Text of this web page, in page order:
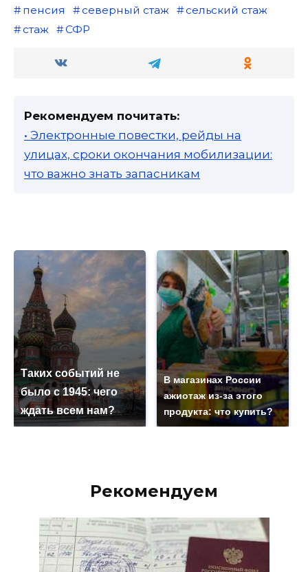
пенсия
северный стаж
сельский стаж
стаж
СФР
Рекомендуем почитать:
• Электронные повестки, рейды на
улицах, сроки окончания мобилизации:
что важно знать запасникам
Таких событий не
было с 1945: чего
ждать всем нам?
В магазинах России
ажиотаж из-за этого
продукта: что купить?
Рекомендуем